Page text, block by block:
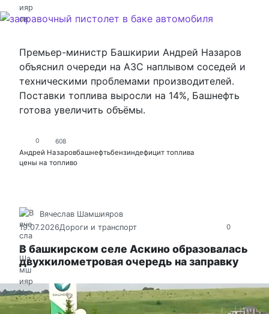
Премьер-министр Башкирии Андрей Назаров
объяснил очереди на АЗС наплывом соседей и
техническими проблемами производителей.
Поставки топлива выросли на 14%, Башнефть
готова увеличить объёмы.
0 608
Андрей Назаровбашнефтьбензиндефицит топлива
цены на топливо
0
Вячеслав Шамшияров
19.07.2026Дороги и транспорт
В башкирском селе Аскино образовалась
двухкилометровая очередь на заправку